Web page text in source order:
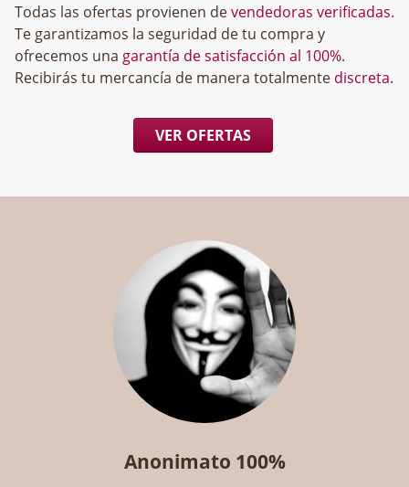
Todas las ofertas provienen devendedoras verificadas.
Te garantizamos la seguridad de tu compra y
ofrecemos una garantía de satisfacción al 100%.
Recibirás tu mercancía de manera totalmente discreta.
VER OFERTAS
Anonimato 100%